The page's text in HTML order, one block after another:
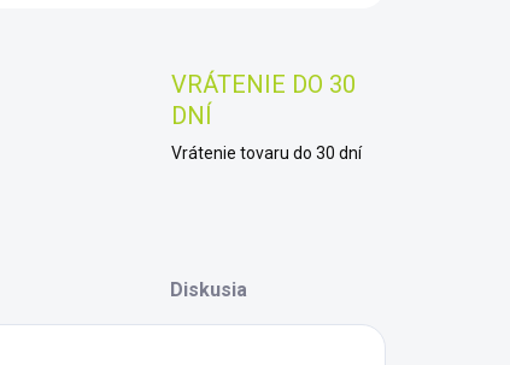
VRÁTENIE DO 30
DNÍ
Vrátenie tovaru do 30 dní
Diskusia